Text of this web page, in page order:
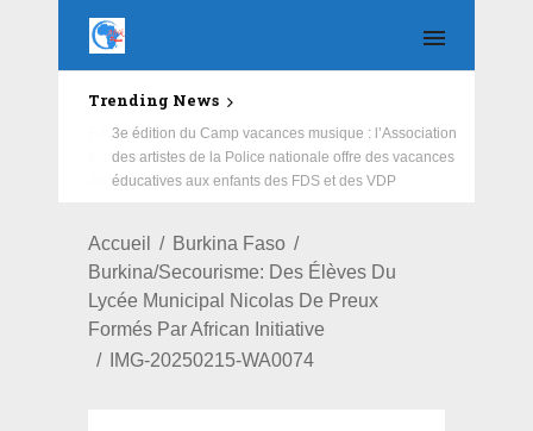
Trending News
Education : la fédération de la Russie rénove les
écoles primaire et collège du Camp Général
Aboubacar Sangoulé Lamizana
Accueil
Burkina Faso
Burkina/Secourisme: Des Élèves Du
Lycée Municipal Nicolas De Preux
Formés Par African Initiative
IMG-20250215-WA0074